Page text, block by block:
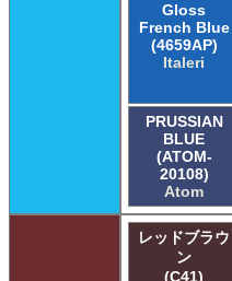
Gloss
French Blue
(4659AP)
Italeri
PRUSSIAN
BLUE
(ATOM-
20108)
Atom
レッドブラウ
ン
(C41)